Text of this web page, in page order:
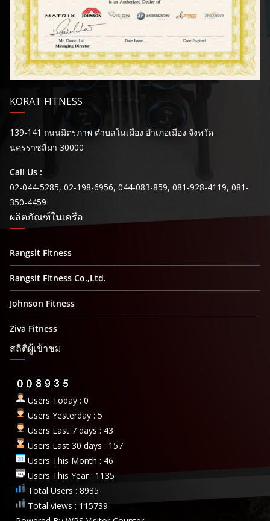
KORAT FITNESS
139-141 ถนนมิตรภาพ ตำบลในเมือง อำเภอเมือง จังหวัด
นครราชสีมา 30000
Call Us :
02-044-5285, 02-198-6956, 044-083-859, 081-928-4119, 081-
350-4459
ผลิตภัณฑ์ในเครือ
Rangsit Fitness
Rangsit Fitness Co.,Ltd.
Johnson Fitness
Ziva Fitness
สถิติผู้เข้าชม
Users Today : 0
Users Yesterday : 5
Users Last 7 days : 43
Users Last 30 days : 157
Users This Month : 46
Users This Year : 1135
Total Users : 8935
Total views : 115739